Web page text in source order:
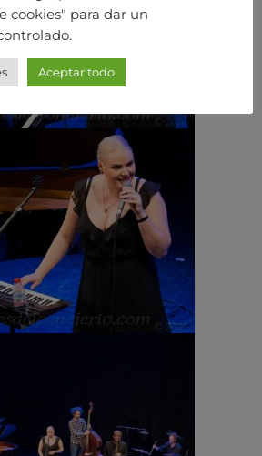
cookies" para dar un
Aceptar todo